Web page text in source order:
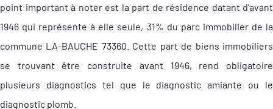
point important à noter est la part de résidence datant d'avant
1946 qui représente à elle seule, 31% du parc immobilier de la
commune LA-BAUCHE 73360. Cette part de biens immobiliers
se trouvant être construite avant 1946, rend obligatoire
plusieurs diagnostics tel que le diagnostic amiante ou le
diagnostic plomb.